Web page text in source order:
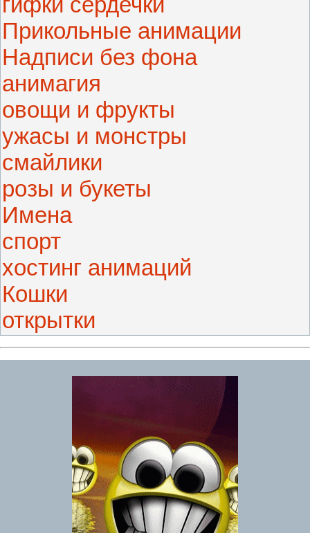
Прикольные анимации
Надписи без фона
анимагия
овощи и фрукты
ужасы и монстры
смайлики
розы и букеты
Имена
спорт
хостинг анимаций
Кошки
открытки